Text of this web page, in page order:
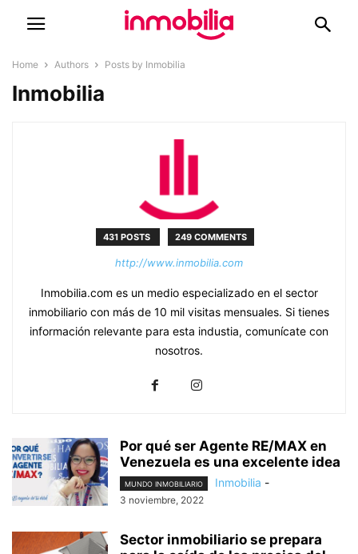
Home Authors Posts by Inmobilia
Inmobilia
431 POSTS 249 COMMENTS
http://www.inmobilia.com
Inmobilia.com es un medio especializado en el sector
inmobiliario con más de 10 mil visitas mensuales. Si tienes
información relevante para esta industia, comunícate con
nosotros.
Por qué ser Agente RE/MAX en
Venezuela es una excelente idea
MUNDO INMOBILIARIO Inmobilia -
3 noviembre, 2022
Sector inmobiliario se prepara